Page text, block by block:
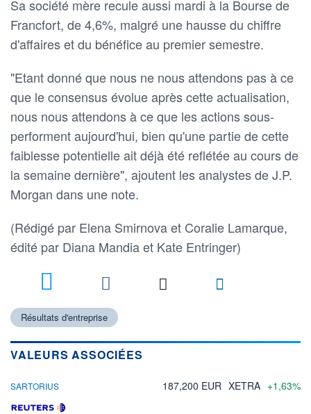
Sa société mère recule aussi mardi à la Bourse de
Francfort, de 4,6%, malgré une hausse du chiffre
d'affaires et du bénéfice au premier semestre.
"Etant donné que nous ne nous attendons pas à ce
que le consensus évolue après cette actualisation,
nous nous attendons à ce que les actions sous-
performent aujourd'hui, bien qu'une partie de cette
faiblesse potentielle ait déjà été reflétée au cours de
la semaine dernière", ajoutent les analystes de J.P.
Morgan dans une note.
(Rédigé par Elena Smirnova et Coralie Lamarque,
édité par Diana Mandia et Kate Entringer)
Résultats d'entreprise
VALEURS ASSOCIÉES
SARTORIUS 187,200 EUR XETRA +1,63%